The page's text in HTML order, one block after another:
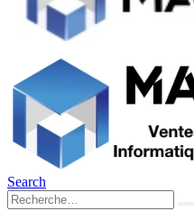
Search